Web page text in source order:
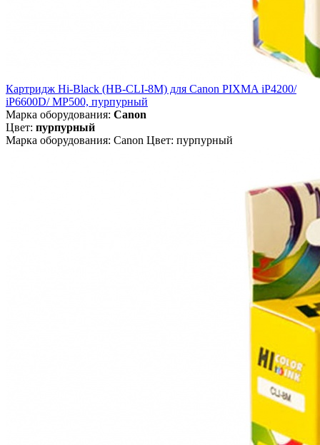
Картридж Hi-Black (HB-CLI-8M) для Canon PIXMA iP4200/
iP6600D/ MP500, пурпурный
Марка оборудования: Canon
Цвет: пурпурный
Марка оборудования: Canon Цвет: пурпурный